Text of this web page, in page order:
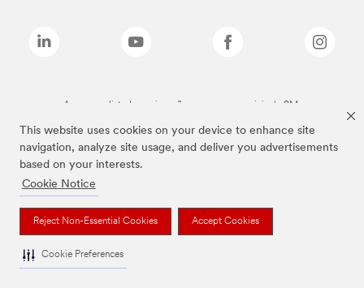
This website uses cookies on your device to enhance site
navigation, analyze site usage, and deliver you advertisements
based on your interests.
Cookie Notice
Reject Non-Essential Cookies Accept Cookies
Cookie Preferences
As marcas listadas a cima são marcas comerciais da 3M.